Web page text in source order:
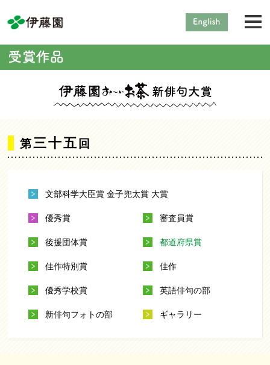
第三十五 回
文部科学大臣賞 金子兜太賞 大賞
優秀賞 審査員賞
後援団体賞 都道府県賞
佳作特別賞 佳作
優秀学校賞 英語俳句の部
新俳句フォトの部 ギャラリー